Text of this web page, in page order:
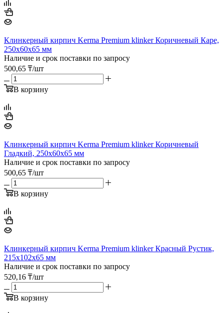
Клинкерный кирпич Kerma Premium klinker Коричневый Каре,
250х60х65 мм
Наличие и срок поставки по запросу
500,65 ₸/шт
В корзину
Клинкерный кирпич Kerma Premium klinker Коричневый
Гладкий, 250х60х65 мм
Наличие и срок поставки по запросу
500,65 ₸/шт
В корзину
Клинкерный кирпич Kerma Premium klinker Красный Рустик,
215х102х65 мм
Наличие и срок поставки по запросу
520,16 ₸/шт
В корзину